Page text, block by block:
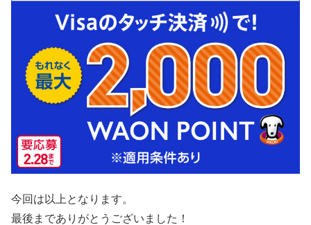
今回は以上となります。
最後までありがとうございました！